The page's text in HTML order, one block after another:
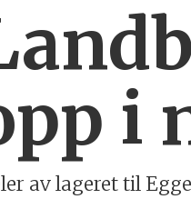
i
av lageret til